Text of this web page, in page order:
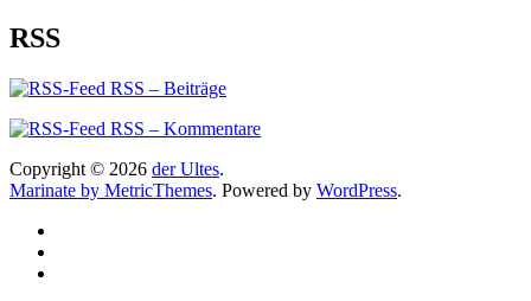
RSS
RSS – Beiträge
RSS – Kommentare
Copyright © 2026 der Ultes.
Marinate by MetricThemes. Powered by WordPress.